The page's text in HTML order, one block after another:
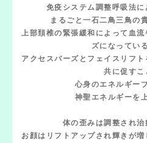
免疫システム調整呼吸法
まるごと一石二鳥三鳥の
上部頚椎の緊張緩和によって血
ズになってい
アクセスバーズとフェイスリフ
共に促すこ
心身のエネルギー
神聖エネルギーを
体の歪みは調整され
お顔はリフトアップされ輝きが